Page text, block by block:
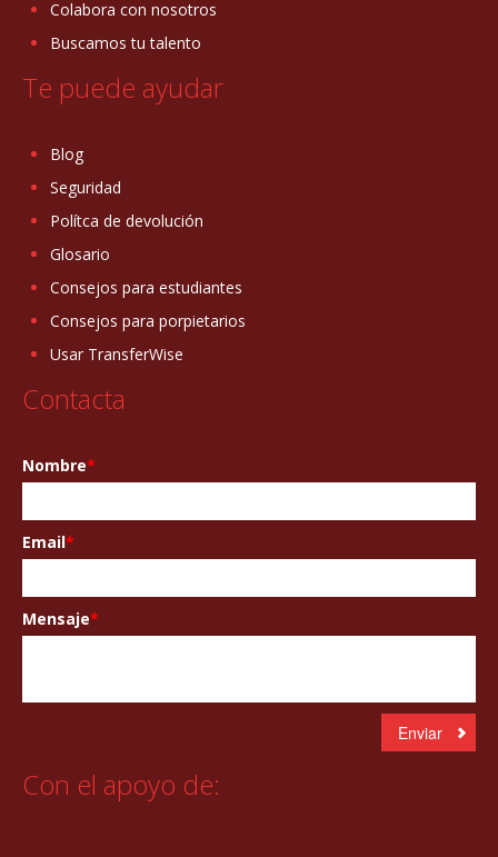
Colabora con nosotros
Buscamos tu talento
Te puede ayudar
Blog
Seguridad
Polítca de devolución
Glosario
Consejos para estudiantes
Consejos para porpietarios
Usar TransferWise
Contacta
Nombre*
Email*
Mensaje*
Con el apoyo de: